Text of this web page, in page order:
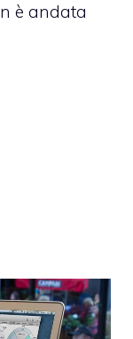
è andata